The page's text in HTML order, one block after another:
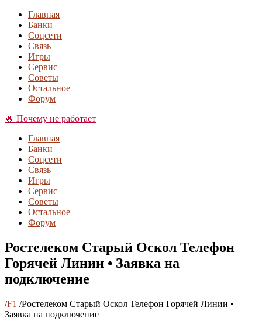
Главная
Банки
Соцсети
Связь
Игры
Сервис
Советы
Остальное
Форум
🔥 Почему не работает
Главная
Банки
Соцсети
Связь
Игры
Сервис
Советы
Остальное
Форум
Ростелеком Старый Оскол Телефон
Горячей Линии • Заявка на
подключение
/F1 /Ростелеком Старый Оскол Телефон Горячей Линии •
Заявка на подключение